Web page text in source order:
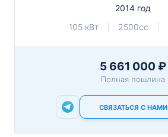
2014 год
105 кВт
2500cc
5 661 000 ₽
Полная пошлина
СВЯЗАТЬСЯ С НАМИ